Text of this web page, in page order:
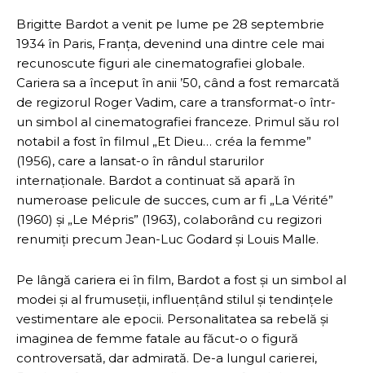
Brigitte Bardot a venit pe lume pe 28 septembrie
1934 în Paris, Franța, devenind una dintre cele mai
recunoscute figuri ale cinematografiei globale.
Cariera sa a început în anii ’50, când a fost remarcată
de regizorul Roger Vadim, care a transformat-o într-
un simbol al cinematografiei franceze. Primul său rol
notabil a fost în filmul „Et Dieu… créa la femme”
(1956), care a lansat-o în rândul starurilor
internaționale. Bardot a continuat să apară în
numeroase pelicule de succes, cum ar fi „La Vérité”
(1960) și „Le Mépris” (1963), colaborând cu regizori
renumiți precum Jean-Luc Godard și Louis Malle.
Pe lângă cariera ei în film, Bardot a fost și un simbol al
modei și al frumuseții, influențând stilul și tendințele
vestimentare ale epocii. Personalitatea sa rebelă și
imaginea de femme fatale au făcut-o o figură
controversată, dar admirată. De-a lungul carierei,